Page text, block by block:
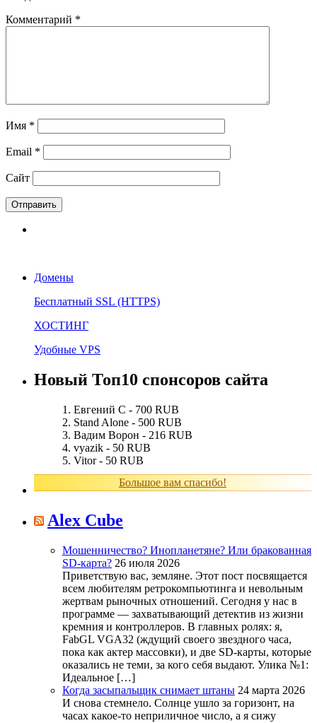
Комментарий *
Имя *
Email *
Сайт
Домены
Бесплатный SSL (HTTPS)
ХОСТИНГ
Удобные VPS
Новый Топ10 спонсоров сайта
Евгений С - 700 RUB
Stand Alone - 500 RUB
Вадим Ворон - 216 RUB
vyazik - 50 RUB
Vitor - 50 RUB
Большое вам спасибо!
Alex Cube
Мошенничество? Инопланетяне? Или бракованная
SD-карта? 26 июля 2026
Приветствую вас, земляне. Этот пост посвящается
всем любителям ретрокомпьютинга и невольным
жертвам рыночных отношений. Сегодня у нас в
программе — захватывающий детектив из жизни
кремния и контроллеров. В главных ролях: я,
FabGL VGA32 (ждущий своего звездного часа,
пока как актер массовки), и две SD-карты, которые
оказались не теми, за кого себя выдают. Улика №1:
Идеальное […]
Когда засыпальщик снимает штаны 24 марта 2026
И снова стемнело. Солнце ушло за горизонт, на
часах какое-то неприличное число, а я сижу